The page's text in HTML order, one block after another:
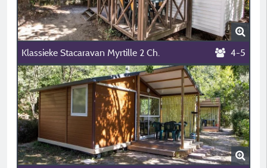
Klassieke Stacaravan Myrtille 2 Ch. 4-5